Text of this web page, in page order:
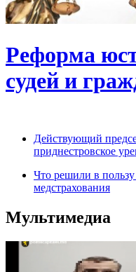
Реформа
судей и
Действующий
приднестровское
Что решили в
медстрахования
Мультимедиа